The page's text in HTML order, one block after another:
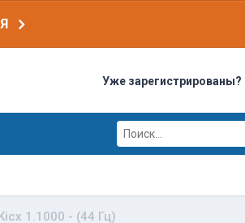
Уже
1.1000 - (44 Гц)